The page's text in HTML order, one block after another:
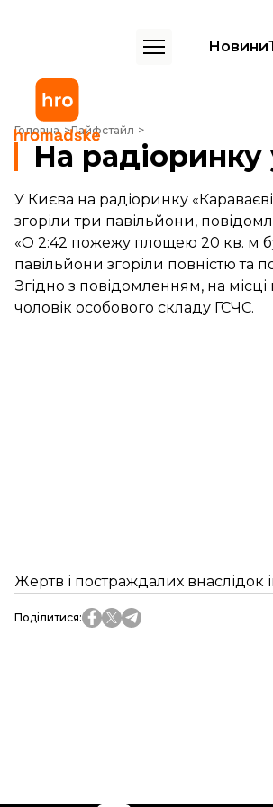
Новини
Головна Лайфстайл
На радіоринку у Києві згоріли три павільйони
На радіоринку
У Києва на радіоринку
згоріли три павільйони,
«О 2:42 пожежу площею 20 кв. м
павільйони згоріли повністю та
Згідно з повідомленням, на
чоловік особового складу ГСЧС.
Жертв і постраждалих
Поділитися: